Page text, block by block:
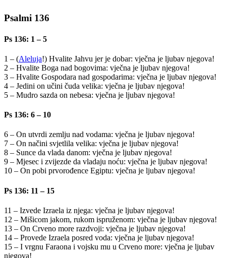
Psalmi 136
Ps 136: 1 – 5
1 – (Aleluja!) Hvalite Jahvu jer je dobar: vječna je ljubav njegova!
2 – Hvalite Boga nad bogovima: vječna je ljubav njegova!
3 – Hvalite Gospodara nad gospodarima: vječna je ljubav njegova!
4 – Jedini on učini čuda velika: vječna je ljubav njegova!
5 – Mudro sazda on nebesa: vječna je ljubav njegova!
Ps 136: 6 – 10
6 – On utvrdi zemlju nad vodama: vječna je ljubav njegova!
7 – On načini svjetlila velika: vječna je ljubav njegova!
8 – Sunce da vlada danom: vječna je ljubav njegova!
9 – Mjesec i zvijezde da vladaju noću: vječna je ljubav njegova!
10 – On pobi prvorođence Egiptu: vječna je ljubav njegova!
Ps 136: 11 – 15
11 – Izvede Izraela iz njega: vječna je ljubav njegova!
12 – Mišicom jakom, rukom ispruženom: vječna je ljubav njegova!
13 – On Crveno more razdvoji: vječna je ljubav njegova!
14 – Provede Izraela posred voda: vječna je ljubav njegova!
15 – I vrgnu Faraona i vojsku mu u Crveno more: vječna je ljubav
njegova!